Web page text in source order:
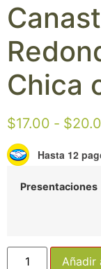
Chica
$17.00 - $
Hasta 12
Presentaciones
Añadir